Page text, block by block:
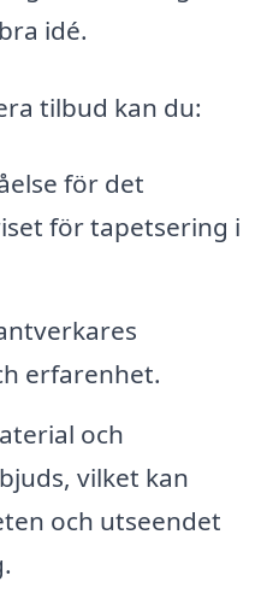
idé.
tilbud kan du:
för det
för tapetsering i
erfarenhet.
och
vilket kan
och utseendet